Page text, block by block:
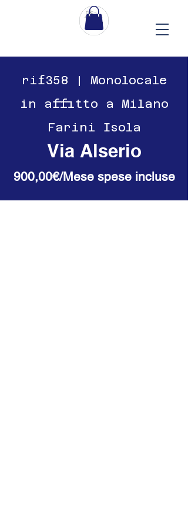
​​rif358 | Monolocale
in affitto a Milano
Farini Isola
Via Alserio
900,00€/Mese spese incluse